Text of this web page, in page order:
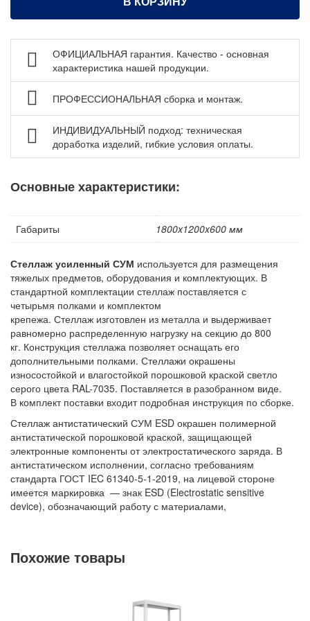
Стеллажи для шин и дисков
Стеллажи консольные ДВК
Стеллажи с выкатными платформами ДВК
Стеллажи для строп ДВК
Стеллажи для листового металла ДВК
Стеллажи Серии Steelor для листового металла ДВК
Стеллажи паллетные ДВК
Сейфы
Рабочие стулья
Тележки ручные для перевозки грузов
Колеса и колесные опоры
Аксессуары для сварки
Контейнеры производственные
Грузоподъемное оборудование
Нестандартные изделия
Платформы подкатные SF
ОФИЦИАЛЬНАЯ гарантия. Качество - основная
характеристика нашей продукции.
ПРОФЕССИОНАЛЬНАЯ сборка и монтаж.
ИНДИВИДУАЛЬНЫЙ подход: техническая
доработка изделий, гибкие условия оплаты.
Основные характеристики:
Габариты 1800x1200x600 мм
Стеллаж усиленный СУМ используется для размещения
тяжелых предметов, оборудования и комплектующих. В
стандартной комплектации стеллаж поставляется с
четырьмя полками и комплектом
крепежа. Стеллаж изготовлен из металла и выдерживает
равномерно распределенную нагрузку на секцию до 800
кг. Конструкция стеллажа позволяет оснащать его
дополнительными полками. Стеллажи окрашены
износостойкой и влагостойкой порошковой краской светло
серого цвета RAL-7035. Поставляется в разобранном виде.
В комплект поставки входит подробная инструкция по сборке.
Стеллаж антистатический СУМ ESD окрашен полимерной
антистатической порошковой краской, защищающей
электронные компоненты от электростатического заряда. В
антистатическом исполнении, согласно требованиям
стандарта ГОСТ IEC 61340-5-1-2019, на лицевой стороне
имеется маркировка — знак ESD (Electrostatic sensitive
device), обозначающий работу с материалами,
Похожие товары